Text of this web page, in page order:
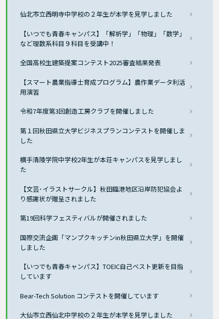
仙北市立西明寺中学校の２年生が本学を見学しました
【いつでも青春キャンパス】「解析学」「物理」「数学」
など理数系科目９科目を受講中！
全国高校生建築提案コンテスト2025審査結果発表
【スマート農業指導士育成プログラム】農作業データ利活
用演習
令和7年度第3回創造工房クラブを開催しました
第１回秋田県立大学ビジネスプランコンテストを開催しま
した
横手清陵学院中学校2年生が本荘キャンパスを見学しまし
た
【文芸･イラストサークル】秋田臨港地区沿岸防犯協会よ
り感謝状が贈呈されました
第19回科学フェスティバルが開催されました
国際交流企画「マンプクキッチンin秋田県立大学」を開催
しました
【いつでも青春キャンパス】TOEIC自己ベスト更新を目指
しています
Bear-Tech Solution コンテストを開催しています
大仙市立西仙北中学校の２年生が本学を見学しました